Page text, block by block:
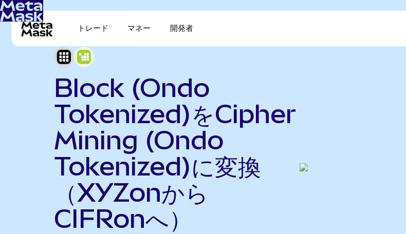
トレード マネー 開発者
Block (Ondo
Tokenized)をCipher
Mining (Ondo
Tokenized)に変換
（XYZonから
CIFRonへ）